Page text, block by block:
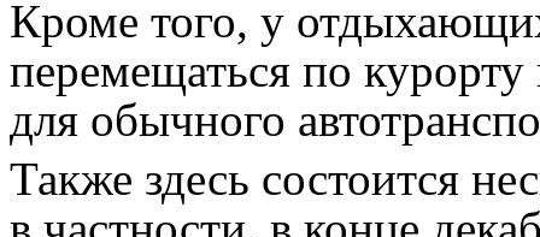
Кроме того, у
перемещаться по
для обычного
Также здесь состоится